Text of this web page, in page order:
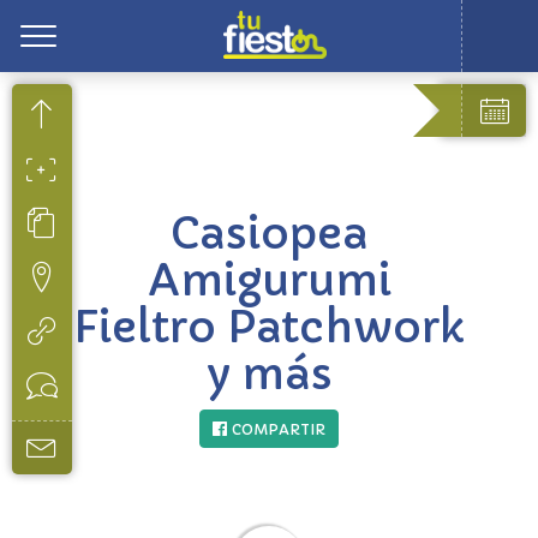
Casiopea
Amigurumi
Fieltro Patchwork
y más
COMPARTIR